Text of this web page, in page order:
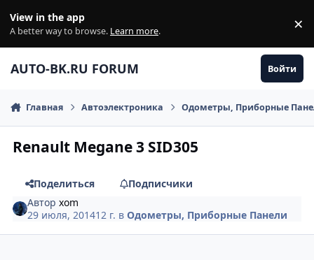
View in the app
A better way to browse. Learn more. ×
AUTO-BK.RU FORUM Войти
Главная Автоэлектроника Одометры, Приборные
Renault Megane 3 SID305
Поделиться
Подписчики
Авторxom
29 июля, 201412 г. вОдометры, Приборные Панели